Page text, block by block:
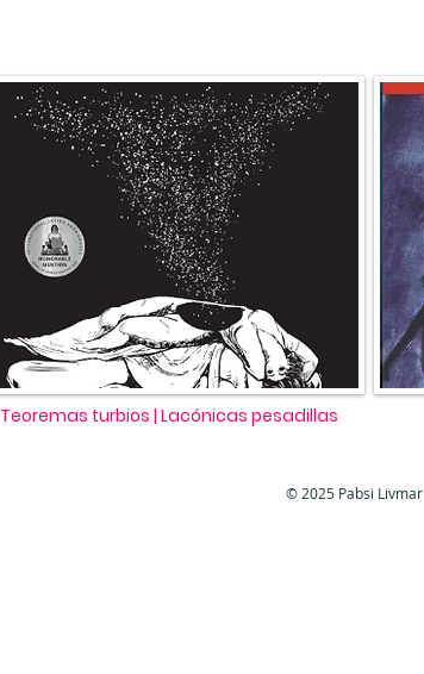
Teoremas turbios | Lacónicas pesadillas
© 2025 Pabsi Livmar